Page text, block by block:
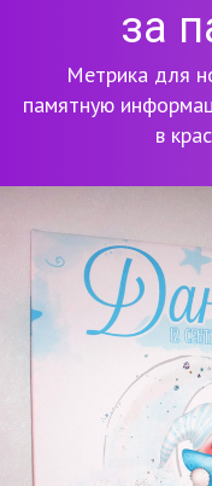
за
Метрика для
памятную
в